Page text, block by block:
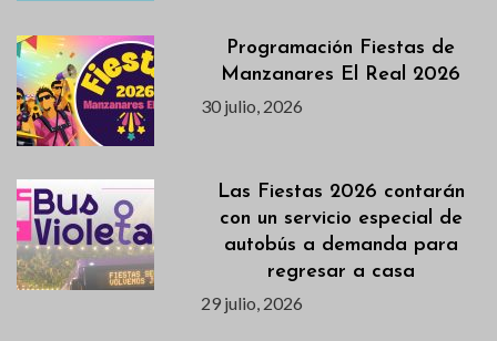
Programación Fiestas de
Manzanares El Real 2026
30 julio, 2026
Las Fiestas 2026 contarán
con un servicio especial de
autobús a demanda para
regresar a casa
29 julio, 2026